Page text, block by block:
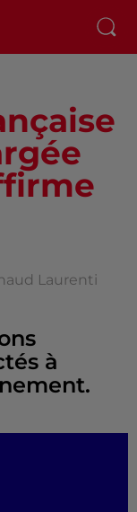
Laurenti
à